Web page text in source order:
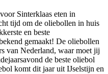
Sinterklaas eten in
tijd om de oliebollen in huis
en beste
gemaakt! De oliebollen
van Nederland, waar moet jij
de beste oliebol
komt dit jaar uit IJselstijn en